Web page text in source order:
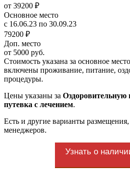
от 39200 ₽
Основное место
с 16.06.23 по 30.09.23
79200 ₽
Доп. место
от 5000 руб.
Стоимость указана за основное
включены проживание, питание,
процедуры.
Цены указаны за Оздоровительную
путевка с лечением.
Есть и другие варианты
менеджеров.
Узнать о